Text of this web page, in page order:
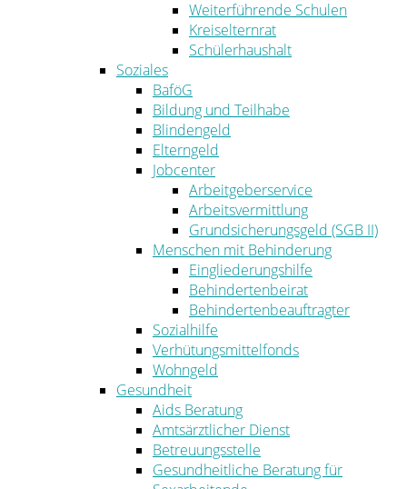
Weiterführende Schulen
Kreiselternrat
Schülerhaushalt
Soziales
BaföG
Bildung und Teilhabe
Blindengeld
Elterngeld
Jobcenter
Arbeitgeberservice
Arbeitsvermittlung
Grundsicherungsgeld (SGB II)
Menschen mit Behinderung
Eingliederungshilfe
Behindertenbeirat
Behindertenbeauftragter
Sozialhilfe
Verhütungsmittelfonds
Wohngeld
Gesundheit
Aids Beratung
Amtsärztlicher Dienst
Betreuungsstelle
Gesundheitliche Beratung für